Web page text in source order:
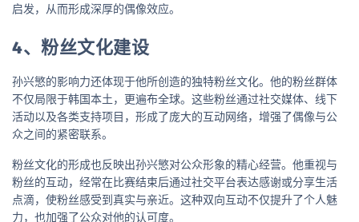
启发，从而形成深厚的偶像效应。
4、粉丝文化建设
孙兴慜的影响力还体现于他所创造的独特粉丝文化。他的粉丝群体
不仅局限于韩国本土，更遍布全球。这些粉丝通过社交媒体、线下
活动以及各类支持项目，形成了庞大的互动网络，增强了偶像与公
众之间的紧密联系。
粉丝文化的形成也反映出孙兴慜对公众形象的精心经营。他重视与
粉丝的互动，经常在比赛结束后通过社交平台表达感谢或分享生活
点滴，使粉丝感受到真实与亲近。这种双向互动不仅提升了个人魅
力，也加强了公众对他的认可度。